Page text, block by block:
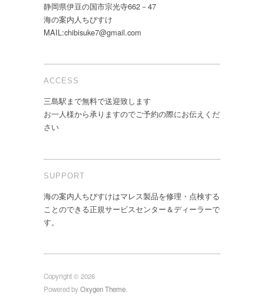
静岡県伊豆の国市宗光寺662－47
海の案内人ちびすけ
MAIL:chibisuke7@gmail.com
ACCESS
三島駅まで無料で送迎致します
お一人様から承りますのでご予約の際にお伝えくだ
さい
SUPPORT
海の案内人ちびすけはマレス製品を修理・点検する
ことのできる正規サービスセンター＆ディーラーで
す。
Copyright © 2026
Powered byOxygen Theme